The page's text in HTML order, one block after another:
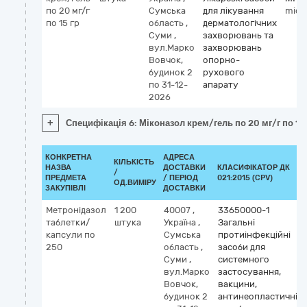
по 20 мг/г
по 15 гр
Сумська
область ,
Суми ,
вул.Марко
Вовчок,
будинок 2
по 31-12-
2026
для лікування
дерматологічних
захворювань та
захворювань
опорно-
рухового
апарату
+ Специфікація 6: Міконазол крем/гель по 20 мг/г по 15
КОНКРЕТНА
НАЗВА
ПРЕДМЕТА
ЗАКУПІВЛІ
КІЛЬКІСТЬ
/
ОД.ВИМІРУ
АДРЕСА
ДОСТАВКИ
/ ПЕРІОД
ДОСТАВКИ
КЛАСИФІКАТОР ДК
021:2015 (CPV)
Метронідазол
таблетки/
капсули по
250
1 200
штука
40007 ,
Україна ,
Сумська
область ,
Суми ,
вул.Марко
Вовчок,
будинок 2
33650000-1
Загальні
протиінфекційні
засоби для
системного
застосування,
вакцини,
антинеопластичні